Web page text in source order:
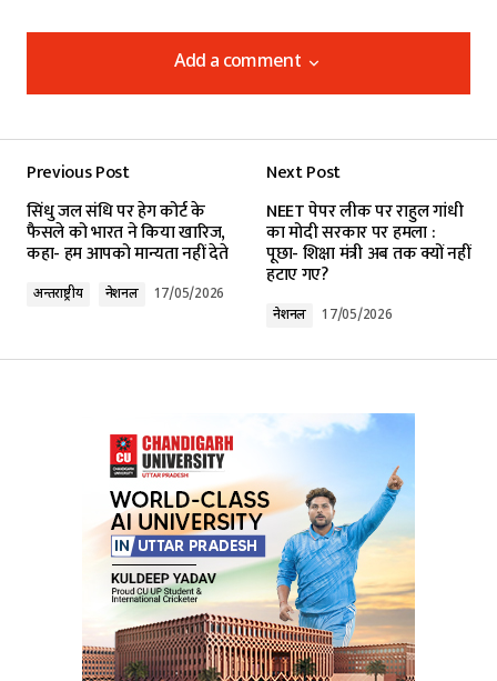
Add a comment
Add a comment
Required fields are marked*
Your E-mail*
Submit Comment
Previous Post
सिंधु जल संधि पर हेग कोर्ट के
फैसले को भारत ने किया खारिज,
कहा- हम आपको मान्यता नहीं देते
अन्तर्राष्ट्रीय नेशनल 17/05/2026
Next Post
NEET पेपर लीक पर राहुल गांधी
का मोदी सरकार पर हमला :
पूछा- शिक्षा मंत्री अब तक क्यों नहीं
हटाए गए?
नेशनल 17/05/2026